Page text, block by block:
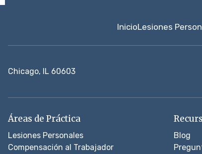
InicioLesiones
Chicago, IL 60603
Áreas de Práctica
Lesiones Personales
Compensación al Trabajador
Blog